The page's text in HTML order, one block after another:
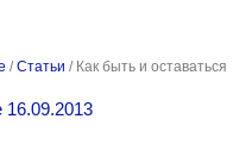
/Статьи / Как быть и оставаться
16.09.2013